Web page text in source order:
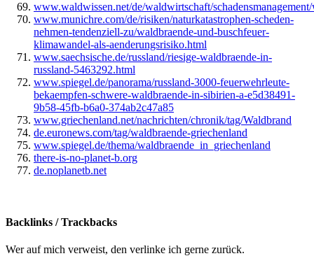
www.waldwissen.net/de/waldwirtschaft/
www.munichre.com/de/risiken/naturkatastrophen-scheden-
nehmen-tendenziell-zu/waldbraende-und-buschfeuer-
klimawandel-als-aenderungsrisiko.html
www.saechsische.de/russland/riesige-waldbraende-in-
russland-5463292.html
www.spiegel.de/panorama/russland-3000-feuerwehrleute-
bekaempfen-schwere-waldbraende-in-sibirien-a-e5d38491-
9b58-45fb-b6a0-374ab2c47a85
www.griechenland.net/nachrichten/chronik/tag/Waldbrand
de.euronews.com/tag/waldbraende-griechenland
www.spiegel.de/thema/waldbraende_in_griechenland
there-is-no-planet-b.org
de.noplanetb.net
Backlinks / Trackbacks
Wer auf mich verweist, den verlinke ich gerne zurück.